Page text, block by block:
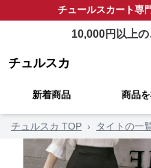
チュールスカート専
10,000円以上
チュルスカ
新着商品 商品
チュルスカ TOP › タイトの一